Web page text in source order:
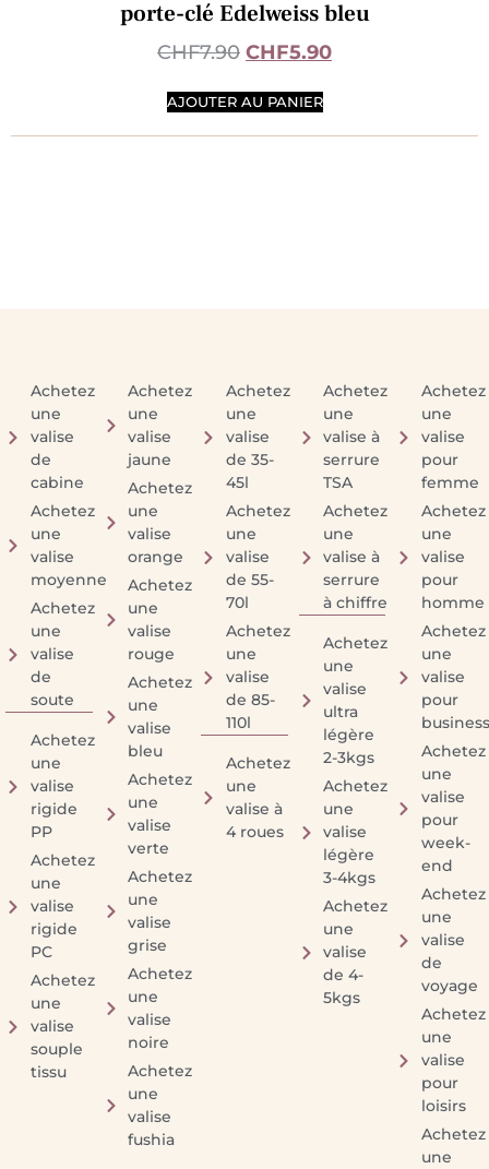
porte-clé Edelweiss bleu
CHF7.90 CHF5.90
AJOUTER AU PANIER
Achetez
une
valise
de
cabine
Achetez
une
valise
moyenne
Achetez
une
valise
de
soute
Achetez
une
valise
rigide
PP
Achetez
une
valise
rigide
PC
Achetez
une
valise
souple
tissu
Achetez
une
valise
jaune
Achetez
une
valise
orange
Achetez
une
valise
rouge
Achetez
une
valise
bleu
Achetez
une
valise
verte
Achetez
une
valise
grise
Achetez
une
valise
noire
Achetez
une
valise
fushia
Achetez
une
valise
de 35-
45l
Achetez
une
valise
de 55-
70l
Achetez
une
valise
de 85-
110l
Achetez
une
valise à
4 roues
Achetez
une
valise à
serrure
TSA
Achetez
une
valise à
serrure
à chiffre
Achetez
une
valise
ultra
légère
2-3kgs
Achetez
une
valise
légère
3-4kgs
Achetez
une
valise
de 4-
5kgs
Achetez
une
valise
pour
femme
Achetez
une
valise
pour
homme
Achetez
une
valise
pour
business
Achetez
une
valise
pour
week-
end
Achetez
une
valise
de
voyage
Achetez
une
valise
pour
loisirs
Achetez
une